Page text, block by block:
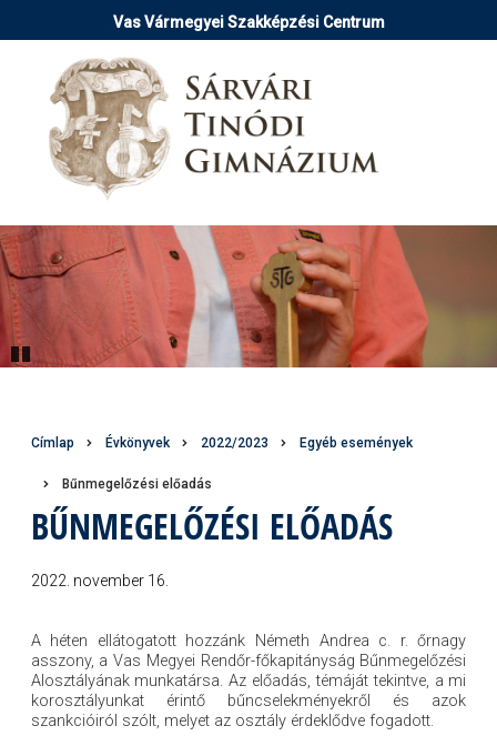
a
tartalomra
Vas Vármegyei Szakképzési Centrum
Morzsa
Címlap Évkönyvek 2022/2023 Egyéb események
Bűnmegelőzési előadás
BŰNMEGELŐZÉSI ELŐADÁS
A héten ellátogatott hozzánk Németh Andrea c. r. őrnagy
asszony, a Vas Megyei Rendőr-főkapitányság Bűnmegelőzési
Alosztályának munkatársa. Az előadás, témáját tekintve, a mi
korosztályunkat érintő bűncselekményekről és azok
szankcióiról szólt, melyet az osztály érdeklődve fogadott.
2022. november 16.